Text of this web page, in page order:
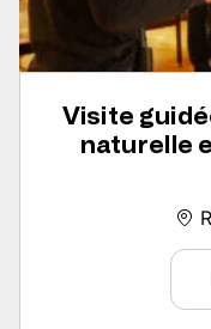
Visite
naturelle